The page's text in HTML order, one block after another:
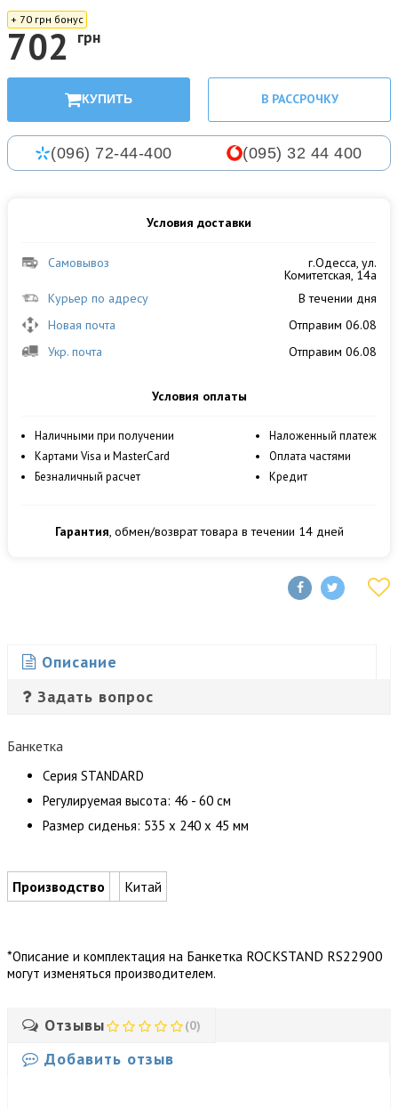
+ 70 грн бонус
702 грн
КУПИТЬ В РАССРОЧКУ
(096) 72-44-400 (095) 32 44 400
Условия доставки
Самовывоз г.Одесса, ул.
Комитетская, 14а
Курьер по адресу
В течении дня
Новая почта
Отправим 06.08
Укр. почта
Отправим 06.08
Условия оплаты
Наличными при получении
Картами Visa и MasterCard
Безналичный расчет
Наложенный платеж
Оплата частями
Кредит
Гарантия, обмен/возврат товара в течении 14 дней
Описание
Задать вопрос
Банкетка
Cерия STANDARD
Регулируемая высота: 46 - 60 см
Размер сиденья: 535 x 240 x 45 мм
Производство Китай
*Описание и комплектация на Банкетка ROCKSTAND RS22900
могут изменяться производителем.
Отзывы (0)
Добавить отзыв